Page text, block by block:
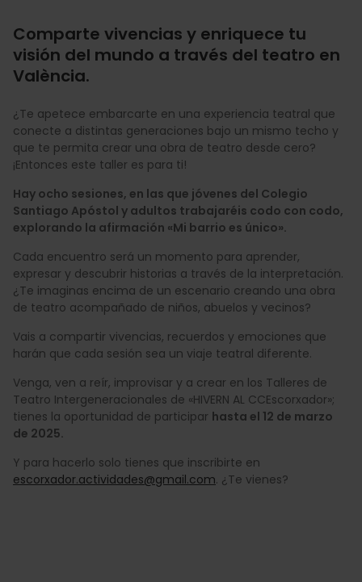
Comparte vivencias y enriquece tu
visión del mundo a través del teatro en
València.
¿Te apetece embarcarte en una experiencia teatral que
conecte a distintas generaciones bajo un mismo techo y
que te permita crear una obra de teatro desde cero?
¡Entonces este taller es para ti!
Hay ocho sesiones, en las que jóvenes del Colegio
Santiago Apóstol y adultos trabajaréis codo con codo,
explorando la afirmación «Mi barrio es único».
Cada encuentro será un momento para aprender,
expresar y descubrir historias a través de la interpretación.
¿Te imaginas encima de un escenario creando una obra
de teatro acompañado de niños, abuelos y vecinos?
Vais a compartir vivencias, recuerdos y emociones que
harán que cada sesión sea un viaje teatral diferente.
Venga, ven a reír, improvisar y a crear en los Talleres de
Teatro Intergeneracionales de «HIVERN AL CCEscorxador»;
tienes la oportunidad de participar hasta el 12 de marzo
de 2025.
Y para hacerlo solo tienes que inscribirte en
escorxador.actividades@gmail.com. ¿Te vienes?